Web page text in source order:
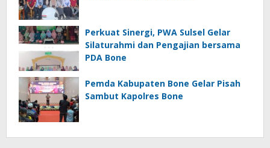
Perkuat Sinergi, PWA Sulsel Gelar
Silaturahmi dan Pengajian bersama
PDA Bone
Pemda Kabupaten Bone Gelar Pisah
Sambut Kapolres Bone